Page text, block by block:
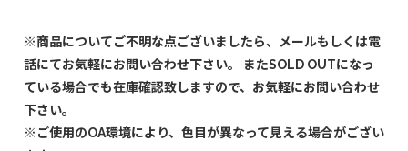
※商品についてご不明な点ございましたら、メールもしくは電
話にてお気軽にお問い合わせ下さい。 またSOLD OUTになっ
ている場合でも在庫確認致しますので、お気軽にお問い合わせ
下さい。
※ご使用のOA環境により、色目が異なって見える場合がござい